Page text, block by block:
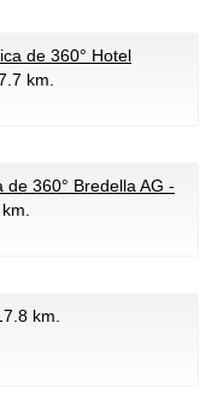
de 360° Hotel
7.7 km.
de 360° Bredella AG -
km.